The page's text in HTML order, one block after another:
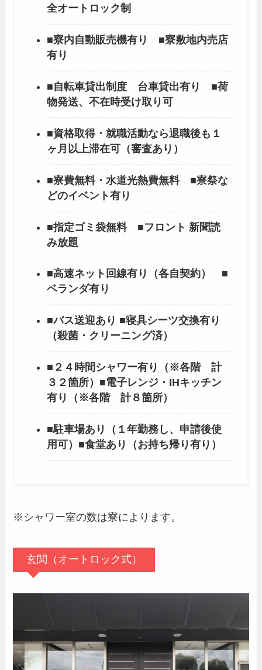
全オートロック制
■寮内自動販売機有り ■寮敷地内売店
有り
■自転車貸出制度 台車貸出有り ■荷
物発送、不在時受け取り可
■資格取得・就職活動なら退職後も１
ヶ月以上滞在可（審査あり）
■寮費無料・水道光熱費無料 ■寮祭な
どのイベント有り
■指定ゴミ袋無料 ■フロント 新聞読
み放題
■高速ネット回線有り（各自契約） ■
ベランダ有り
■バス送迎あり ■寝具シーツ交換有り
（殺菌・クリーニング済）
■２４時間シャワー有り（※各階 計
３２箇所）■電子レンジ・IHキッチン
有り（※各階 計８箇所）
■駐車場あり（１年勤務し、申請後使
用可）■食堂あり（お持ち帰り有り）
※シャワー室の数は寮によります。
玄関（オートロック式）